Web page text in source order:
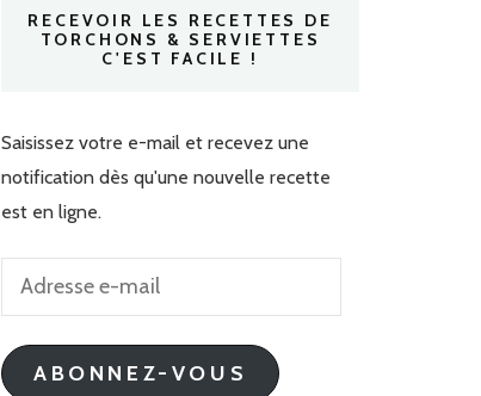
RECEVOIR LES RECETTES DE
TORCHONS & SERVIETTES
C'EST FACILE !
Saisissez votre e-mail et recevez une
notification dès qu'une nouvelle recette
est en ligne.
Adresse
mail
ABONNEZ-VOUS